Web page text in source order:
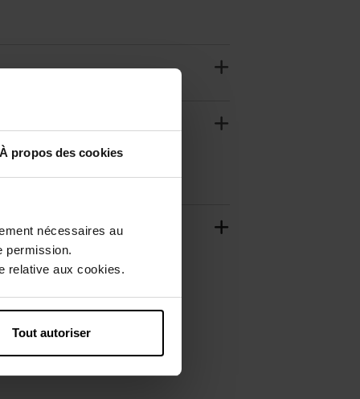
À propos des cookies
nécessaires au
permission.
relative aux cookies.
Tout autoriser